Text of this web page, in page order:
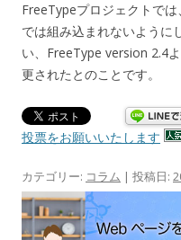
FreeTypeプロジェクトで
では組み込まれないように
い、FreeType version 2.4
更されたとのことです。
投票をお願いいたします
カテゴリー: コラム | 投稿日: